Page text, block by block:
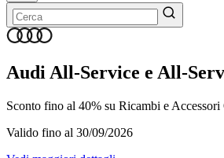
Audi All-Service e All-
Sconto fino al 40% su Ricambi e
Valido fino al 30/09/2026